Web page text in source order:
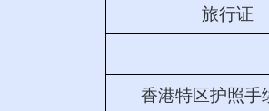
旅行证
香港特区护照手